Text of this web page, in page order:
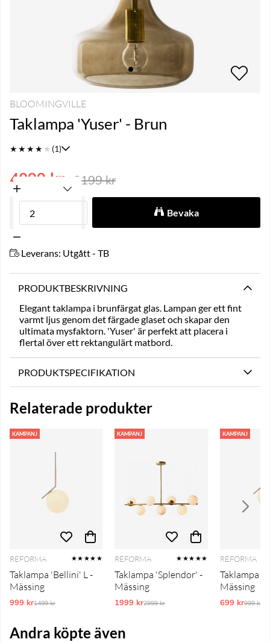
BLOOMINGVILLE
Taklampa 'Yuser' - Brun
★★★★ ★ (1)
8199kr
4099 kr
Bevaka
Leverans: Utgått - TB
PRODUKTBESKRIVNING
Elegant taklampa i brunfärgat glas. Lampan ger ett fint
varmt ljus genom det färgade glaset och skapar den
ultimata mysfaktorn. 'Yuser' är perfekt att placera i
flertal över ett rektangulärt matbord.
PRODUKTSPECIFIKATION
Relaterade produkter
KAMPANJ
REFORMA ★★★★★
Taklampa 'Bellini' L -
Mässing
999 krOrdinarie pris:
1499 kr
KAMPANJ
REFORMA ★★★★★
Taklampa 'Splendor' -
Mässing
1999 krOrdinarie pris:
2999 kr
KAMPANJ
REFORMA
Taklampa
Mässing
699 kr999 kr
Andra köpte även